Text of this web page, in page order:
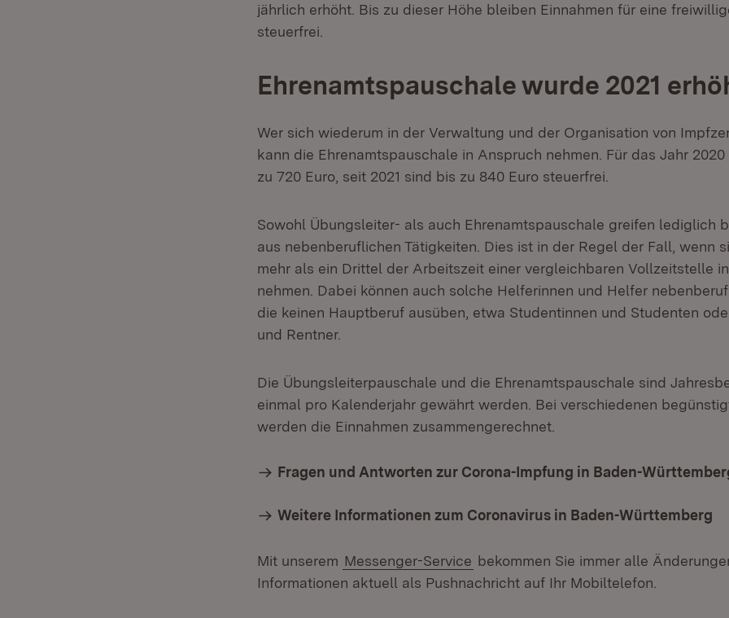
jährlich erhöht. Bis zu dieser Höhe bleiben Einnahmen für eine
steuerfrei.
Ehrenamtspauschale wurde 2021
Wer sich wiederum in der Verwaltung und der Organisation von
kann die Ehrenamtspauschale in Anspruch nehmen. Für das Jahr
zu 720 Euro, seit 2021 sind bis zu 840 Euro steuerfrei.
Sowohl Übungsleiter- als auch Ehrenamtspauschale greifen lediglich
aus nebenberuflichen Tätigkeiten. Dies ist in der Regel der Fall, wenn
mehr als ein Drittel der Arbeitszeit einer vergleichbaren Vollzeitstelle
nehmen. Dabei können auch solche Helferinnen und Helfer
die keinen Hauptberuf ausüben, etwa Studentinnen und Studenten
und Rentner.
Die Übungsleiterpauschale und die Ehrenamtspauschale sind
einmal pro Kalenderjahr gewährt werden. Bei verschiedenen
werden die Einnahmen zusammengerechnet.
Fragen und Antworten zur Corona-Impfung in Baden-
Weitere Informationen zum Coronavirus in Baden-Württemberg
Mit unserem Messenger-Service bekommen Sie immer alle
Informationen aktuell als Pushnachricht auf Ihr Mobiltelefon.